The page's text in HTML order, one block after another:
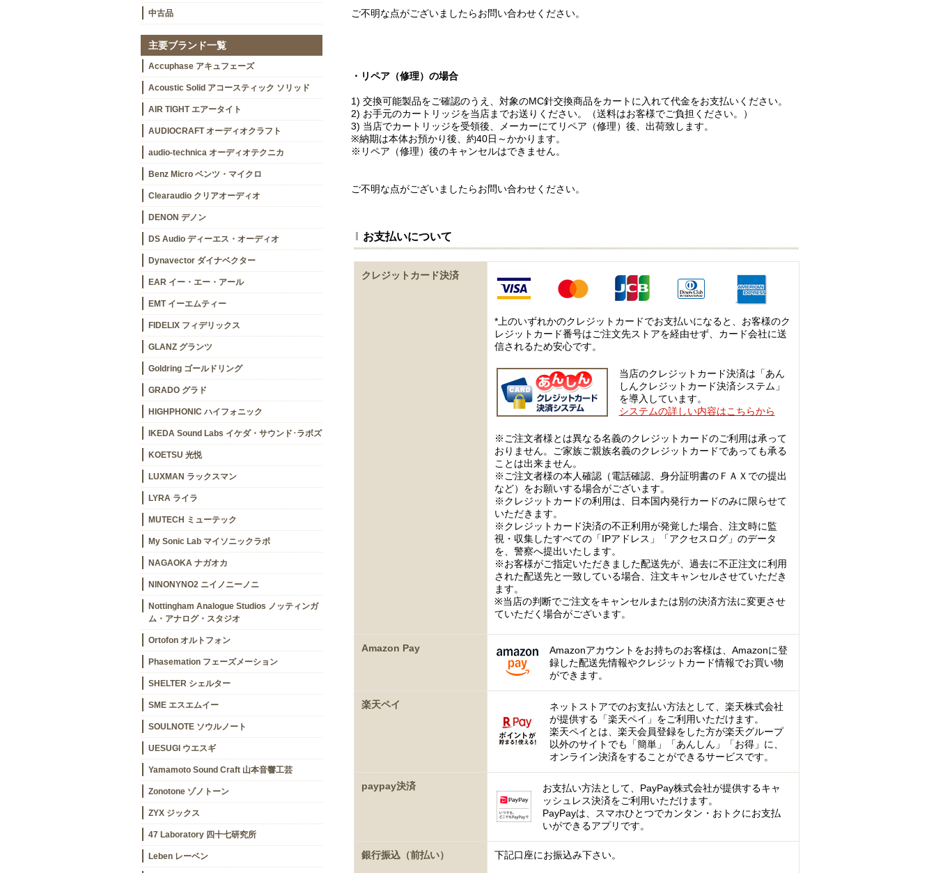
中古品
主要ブランド一覧
Accuphase アキュフェーズ
Acoustic Solid アコースティック ソリッド
AIR TIGHT エアータイト
AUDIOCRAFT オーディオクラフト
audio-technica オーディオテクニカ
Benz Micro ベンツ・マイクロ
Clearaudio クリアオーディオ
DENON デノン
DS Audio ディーエス・オーディオ
Dynavector ダイナベクター
EAR イー・エー・アール
EMT イーエムティー
FIDELIX フィデリックス
GLANZ グランツ
Goldring ゴールドリング
GRADO グラド
HIGHPHONIC ハイフォニック
IKEDA Sound Labs イケダ・サウンド･ラボズ
KOETSU 光悦
LUXMAN ラックスマン
LYRA ライラ
MUTECH ミューテック
My Sonic Lab マイソニックラボ
NAGAOKA ナガオカ
NINONYNO2 ニイノニーノニ
Nottingham Analogue Studios ノッティンガ
ム・アナログ・スタジオ
Ortofon オルトフォン
Phasemation フェーズメーション
SHELTER シェルター
SME エスエムイー
SOULNOTE ソウルノート
UESUGI ウエスギ
Yamamoto Sound Craft 山本音響工芸
Zonotone ゾノトーン
ZYX ジックス
47 Laboratory 四十七研究所
Leben レーベン
ご不明な点がございましたらお問い合わせください。
・リペア（修理）の場合
1) 交換可能製品をご確認のうえ、対象のMC針交換商品をカートに入れて代金をお支払いください。
2) お手元のカートリッジを当店までお送りください。（送料はお客様でご負担ください。）
3) 当店でカートリッジを受領後、メーカーにてリペア（修理）後、出荷致します。
※納期は本体お預かり後、約40日～かかります。
※リペア（修理）後のキャンセルはできません。
ご不明な点がございましたらお問い合わせください。
お支払いについて
クレジットカード決済
*上のいずれかのクレジットカードでお支払いになると、お客様のク
レジットカード番号はご注文先ストアを経由せず、カード会社に送
信されるため安心です。
当店のクレジットカード決済は「あん
しんクレジットカード決済システム」
を導入しています。
システムの詳しい内容はこちらから
※ご注文者様とは異なる名義のクレジットカードのご利用は承って
おりません。ご家族ご親族名義のクレジットカードであっても承る
ことは出来ません。
※ご注文者様の本人確認（電話確認、身分証明書のＦＡＸでの提出
など）をお願いする場合がございます。
※クレジットカードの利用は、日本国内発行カードのみに限らせて
いただきます。
※クレジットカード決済の不正利用が発覚した場合、注文時に監
視・収集したすべての「IPアドレス」「アクセスログ」のデータ
を、警察へ提出いたします。
※お客様がご指定いただきました配送先が、過去に不正注文に利用
された配送先と一致している場合、注文キャンセルさせていただき
ます。
※当店の判断でご注文をキャンセルまたは別の決済方法に変更させ
ていただく場合がございます。
Amazon Pay
Amazonアカウントをお持ちのお客様は、Amazonに登
録した配送先情報やクレジットカード情報でお買い物
ができます。
楽天ペイ
ネットストアでのお支払い方法として、楽天株式会社
が提供する「楽天ペイ」をご利用いただけます。
楽天ペイとは、楽天会員登録をした方が楽天グループ
以外のサイトでも「簡単」「あんしん」「お得」に、
オンライン決済をすることができるサービスです。
paypay決済
お支払い方法として、PayPay株式会社が提供するキャ
ッシュレス決済をご利用いただけます。
PayPayは、スマホひとつでカンタン・おトクにお支払
いができるアプリです。
銀行振込（前払い） 下記口座にお振込み下さい。